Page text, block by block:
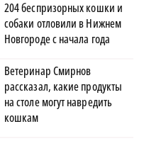
204 беспризорных кошки и
собаки отловили в Нижнем
Новгороде с начала года
Ветеринар Смирнов
рассказал, какие продукты
на столе могут навредить
кошкам